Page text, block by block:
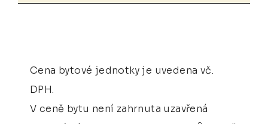
Cena bytové jednotky je uvedena vč.
DPH.
V ceně bytu není zahrnuta uzavřená